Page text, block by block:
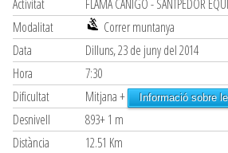
Activitat
FLAMA CANIGÓ - SANTPEDOR
Modalitat
Correr muntanya
Data
Dilluns, 23 de juny del 2014
Hora
7:30
Dificultat
Mitjana + Informació sobre
Desnivell
893+ 1 m
Distància
12.51 Km